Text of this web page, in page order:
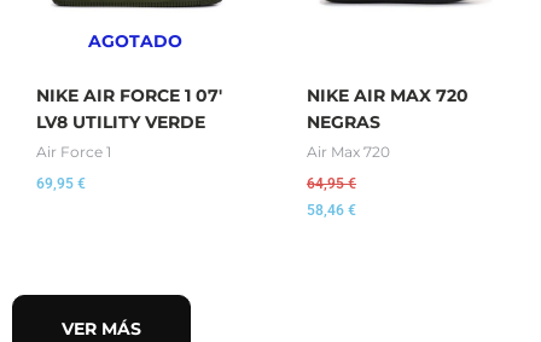
AGOTADO
NIKE AIR FORCE 1 07′
LV8 UTILITY VERDE
Air Force 1
69,95 €
NIKE AIR MAX 720
NEGRAS
Air Max 720
64,95€
58,46 €
VER MÁS